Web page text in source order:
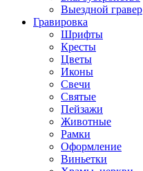
Выездной гравер
Гравировка
Шрифты
Кресты
Цветы
Иконы
Свечи
Святые
Пейзажи
Животные
Рамки
Оформление
Виньетки